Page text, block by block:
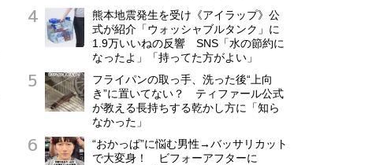
熊本地震発生を受け《アイラップ》公
式が紹介「ウォッシャブルタンク」に
1.9万いいねの反響 SNS「水の節約に
なったよ」「持ってた方がよい」
フライパンの取っ手、洗った後“上向
き”に置いてない？ ティファール公式
が教える長持ちする乾かし方に「知ら
なかった」
“おかっぱ”に悩む男性→バッサリカット
で大変身！ ビフォーアフターに